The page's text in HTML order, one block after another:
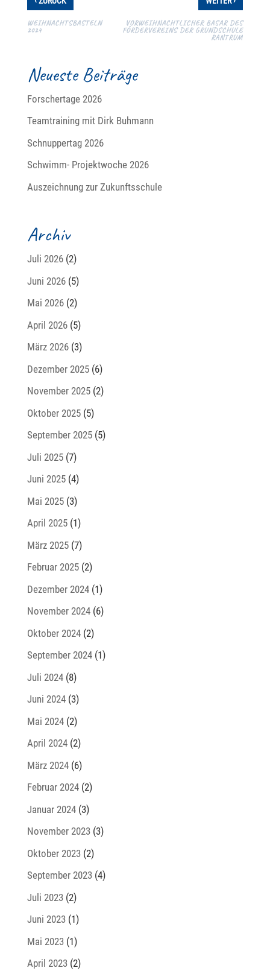
WEIHNACHTSBASTELN
2024
VORWEIHNACHTLICHER BASAR DES
FÖRDERVEREINS DER GRUNDSCHULE
RANTRUM
Neueste Beiträge
Forschertage 2026
Teamtraining mit Dirk Buhmann
Schnuppertag 2026
Schwimm- Projektwoche 2026
Auszeichnung zur Zukunftsschule
Archiv
Juli 2026(2)
Juni 2026(5)
Mai 2026(2)
April 2026(5)
März 2026(3)
Dezember 2025(6)
November 2025(2)
Oktober 2025(5)
September 2025(5)
Juli 2025(7)
Juni 2025(4)
Mai 2025(3)
April 2025(1)
März 2025(7)
Februar 2025(2)
Dezember 2024(1)
November 2024(6)
Oktober 2024(2)
September 2024(1)
Juli 2024(8)
Juni 2024(3)
Mai 2024(2)
April 2024(2)
März 2024(6)
Februar 2024(2)
Januar 2024(3)
November 2023(3)
Oktober 2023(2)
September 2023(4)
Juli 2023(2)
Juni 2023(1)
Mai 2023(1)
April 2023(2)